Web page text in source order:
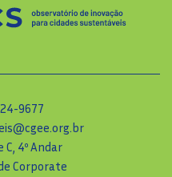
9677
C, 4º Andar
Corporate